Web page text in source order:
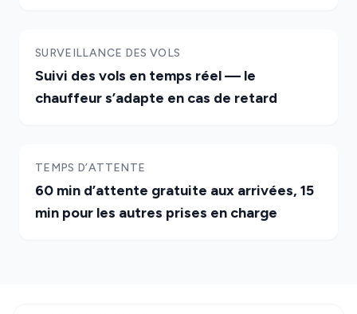
SURVEILLANCE DES VOLS
Suivi des vols en temps réel — le
chauffeur s’adapte en cas de retard
TEMPS D’ATTENTE
60 min d’attente gratuite aux arrivées, 15
min pour les autres prises en charge